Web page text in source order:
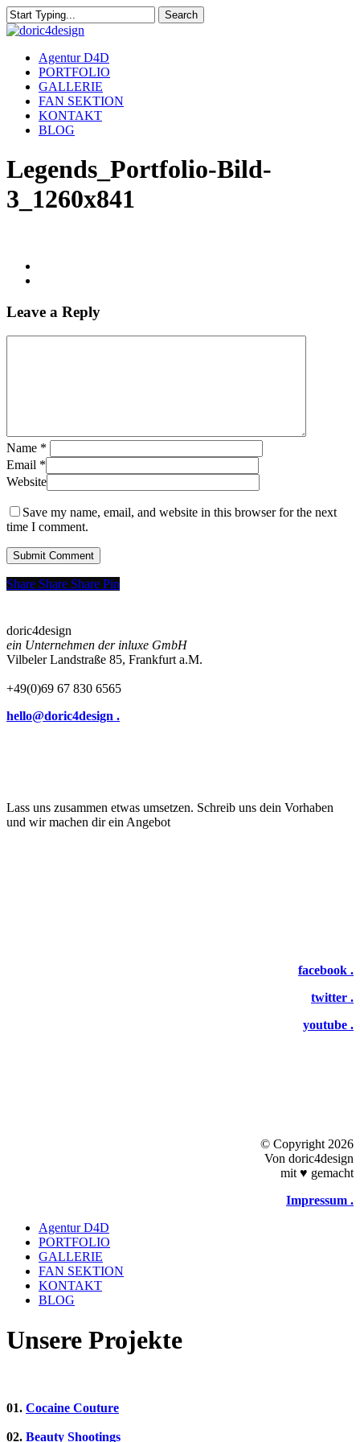
Skip
to
content
Search
Close
Menu
Agentur D4D
PORTFOLIO
GALLERIE
FAN SEKTION
KONTAKT
BLOG
Legends_Portfolio-Bild-
3_1260x841
Leave a Reply
Name *
Email *
Website
Save my name, email, and website in this browser for the next
time I comment.
Share
Share Share Share Pin
doric4design
ein Unternehmen der inluxe GmbH
Vilbeler Landstraße 85, Frankfurt a.M.
+49(0)69 67 830 6565
hello@doric4design .
Lass uns zusammen etwas umsetzen. Schreib uns dein Vorhaben
und wir machen dir ein Angebot
facebook .
twitter .
youtube .
© Copyright 2026
Von doric4design
mit ♥ gemacht
Impressum .
Close
Menu
Agentur D4D
PORTFOLIO
GALLERIE
FAN SEKTION
KONTAKT
BLOG
Unsere Projekte
01. Cocaine Couture
02. Beauty Shootings